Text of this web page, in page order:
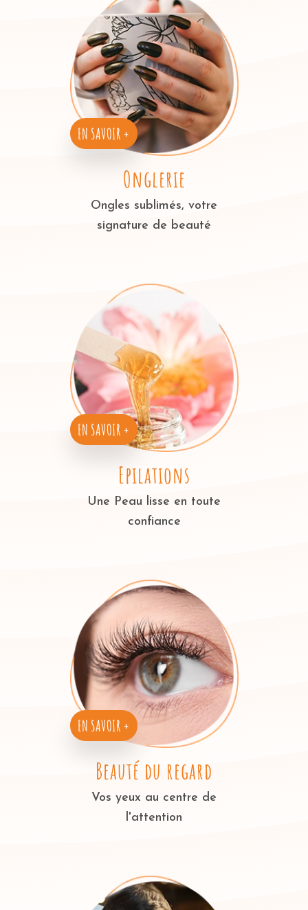
EN SAVOIR +
Onglerie
Ongles sublimés, votre
signature de beauté
EN SAVOIR +
Epilations
Une Peau lisse en toute
confiance
EN SAVOIR +
Beauté du regard
Vos yeux au centre de
l'attention